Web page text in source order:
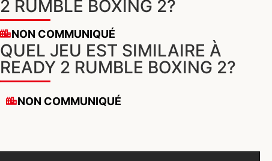
2 RUMBLE BOXING 2?
NON COMMUNIQUÉ
QUEL JEU EST SIMILAIRE À
READY 2 RUMBLE BOXING 2?
NON COMMUNIQUÉ